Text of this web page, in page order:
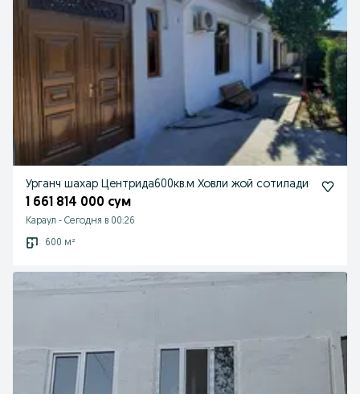
Урганч шахар Центрида600кв.м Ховли жой сотилади
1 661 814 000 сум
Караул - Сегодня в 00:26
600 м²